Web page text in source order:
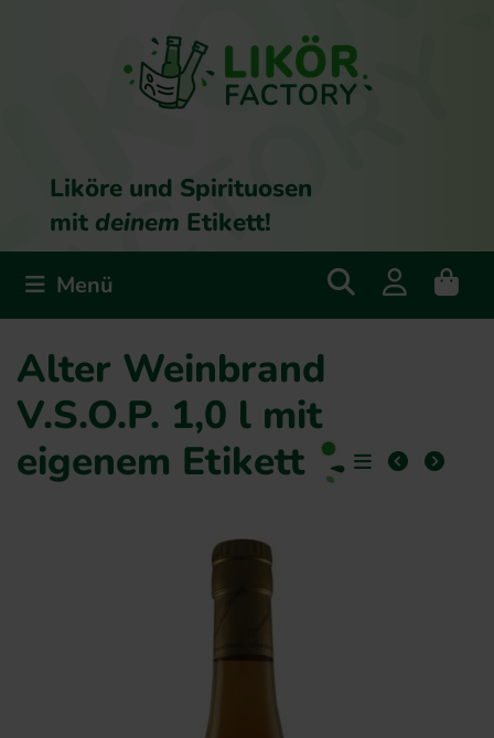
Liköre und Spirituosen
mit deinem Etikett!
Menü
Alter Weinbrand
V.S.O.P. 1,0 l mit
eigenem Etikett